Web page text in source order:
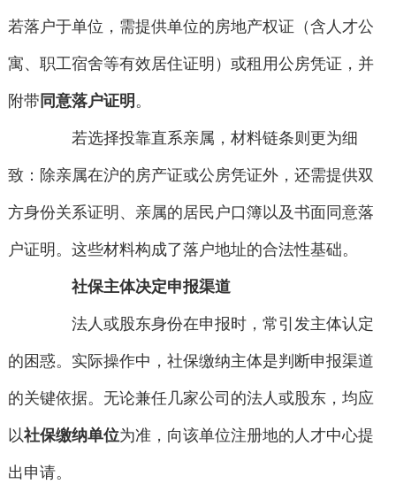
若落户于单位，需提供单位的房地产权证（含人才公
寓、职工宿舍等有效居住证明）或租用公房凭证，并
附带 同意落户证明 。
若选择投靠直系亲属，材料链条则更为细
致：除亲属在沪的房产证或公房凭证外，还需提供双
方身份关系证明、亲属的居民户口簿以及书面同意落
户证明。这些材料构成了落户地址的合法性基础。
社保主体决定申报渠道
法人或股东身份在申报时，常引发主体认定
的困惑。实际操作中，社保缴纳主体是判断申报渠道
的关键依据。无论兼任几家公司的法人或股东，均应
以社保缴纳单位为准，向该单位注册地的人才中心提
出申请。